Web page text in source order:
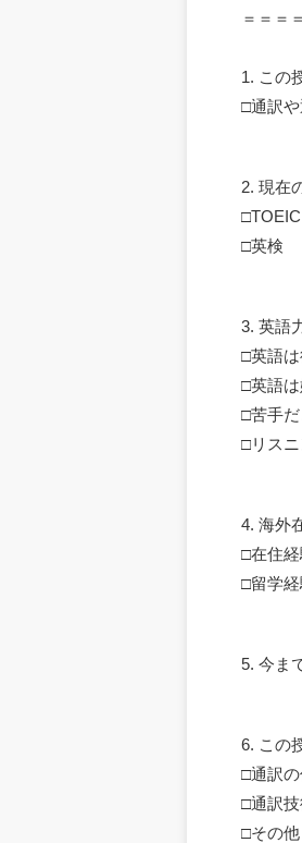
＝＝＝
1. この
□通訳
2. 現在
□
3. 英語
□英語
□英語
□苦手
□リス
4. 海外
□
□留
5. 今ま
6. この
□通訳
□通訳
□その